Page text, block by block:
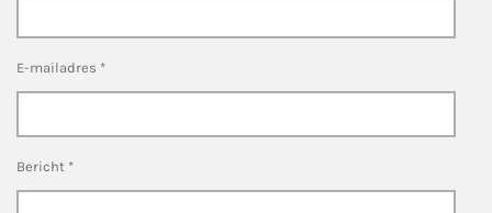
E-mailadres *
Bericht *